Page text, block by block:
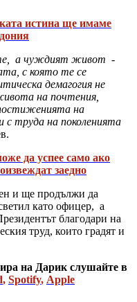
истина ще имаме
а чуждият живот -
с която те се
демагогия не
на почтения,
на
с труда на поколенията
да успее само ако
заедно
и ще продължи да
като офицер, а
благодари на
труд, които градят и
на Дарик слушайте в
, Spotify, Apple